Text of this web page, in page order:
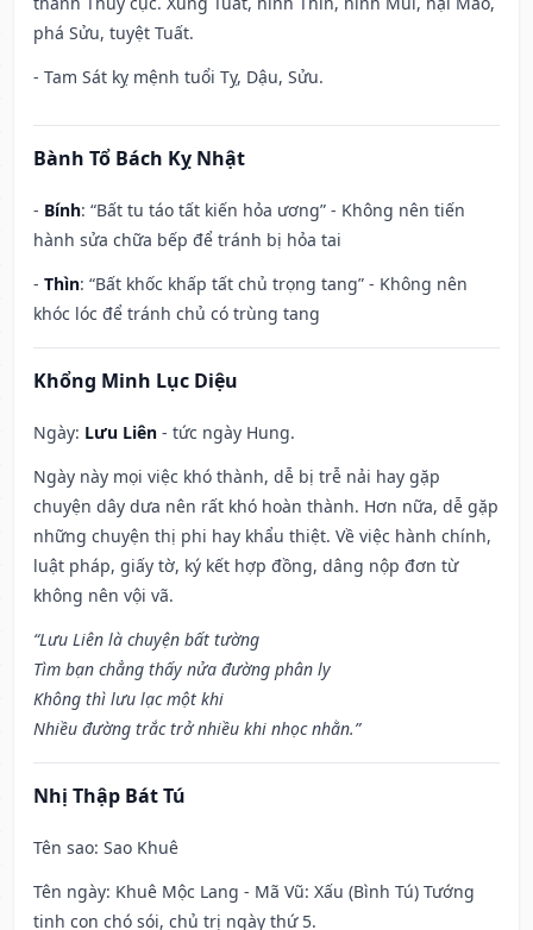
phá Sửu, tuyệt Tuất.
- Tam Sát kỵ mệnh tuổi Tỵ, Dậu, Sửu.
Bành Tổ Bách Kỵ Nhật
- Bính: “Bất tu táo tất kiến hỏa ương” - Không nên tiến
hành sửa chữa bếp để tránh bị hỏa tai
- Thìn: “Bất khốc khấp tất chủ trọng tang” - Không nên
khóc lóc để tránh chủ có trùng tang
Khổng Minh Lục Diệu
Ngày: Lưu Liên - tức ngày Hung.
Ngày này mọi việc khó thành, dễ bị trễ nải hay gặp
chuyện dây dưa nên rất khó hoàn thành. Hơn nữa, dễ gặp
những chuyện thị phi hay khẩu thiệt. Về việc hành chính,
luật pháp, giấy tờ, ký kết hợp đồng, dâng nộp đơn từ
không nên vội vã.
“Lưu Liên là chuyện bất tường
Tìm bạn chẳng thấy nửa đường phân ly
Không thì lưu lạc một khi
Nhiều đường trắc trở nhiều khi nhọc nhằn.”
Nhị Thập Bát Tú
Tên sao: Sao Khuê
Tên ngày: Khuê Mộc Lang - Mã Vũ: Xấu (Bình Tú) Tướng
tinh con chó sói, chủ trị ngày thứ 5.